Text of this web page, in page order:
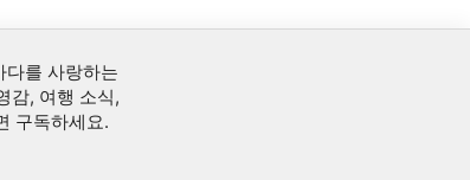
다를 사랑하는
감, 여행 소식,
구독하세요.